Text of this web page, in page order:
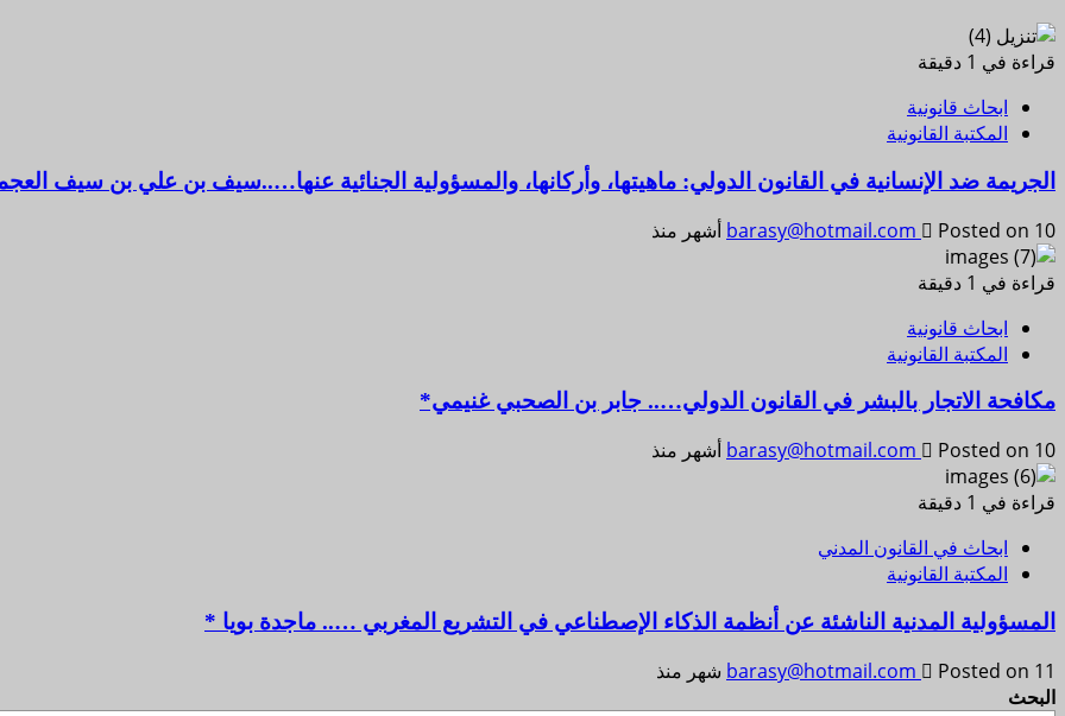
قراءة في 1 دقيقة
ابحاث قانونية
المكتبة القانونية
الجريمة ضد الإنسانية في القانون الدولي: ماهيتها، وأركانها، والمسؤولية الجنائية عنها…..سيف بن علي بن سيف
barasy@hotmail.com
Posted on 10 أشهر منذ
قراءة في 1 دقيقة
ابحاث قانونية
المكتبة القانونية
مكافحة الاتجار بالبشر في القانون الدولي….. جابر بن الصحبي غنيمي*
barasy@hotmail.com
Posted on 10 أشهر منذ
قراءة في 1 دقيقة
ابحاث في القانون المدني
المكتبة القانونية
المسؤولية المدنية الناشئة عن أنظمة الذكاء الإصطناعي في التشريع المغربي ….. ماجدة بويا *
barasy@hotmail.com Posted on 11 شهر منذ
البحث